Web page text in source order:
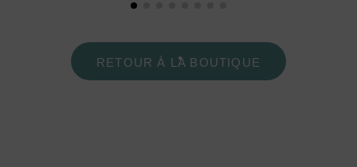
RETOUR À LA BOUTIQUE